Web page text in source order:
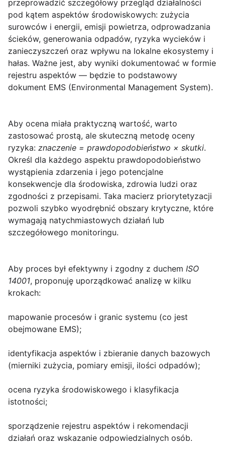
przeprowadzić szczegółowy przegląd działalności
pod kątem aspektów środowiskowych: zużycia
surowców i energii, emisji powietrza, odprowadzania
ścieków, generowania odpadów, ryzyka wycieków i
zanieczyszczeń oraz wpływu na lokalne ekosystemy i
hałas. Ważne jest, aby wyniki dokumentować w formie
rejestru aspektów — będzie to podstawowy
dokument EMS (Environmental Management System).
Aby ocena miała praktyczną wartość, warto
zastosować prostą, ale skuteczną metodę oceny
ryzyka: znaczenie = prawdopodobieństwo × skutki.
Określ dla każdego aspektu prawdopodobieństwo
wystąpienia zdarzenia i jego potencjalne
konsekwencje dla środowiska, zdrowia ludzi oraz
zgodności z przepisami. Taka macierz priorytetyzacji
pozwoli szybko wyodrębnić obszary krytyczne, które
wymagają natychmiastowych działań lub
szczegółowego monitoringu.
Aby proces był efektywny i zgodny z duchem ISO
14001, proponuję uporządkować analizę w kilku
krokach:
mapowanie procesów i granic systemu (co jest
obejmowane EMS);
identyfikacja aspektów i zbieranie danych bazowych
(mierniki zużycia, pomiary emisji, ilości odpadów);
ocena ryzyka środowiskowego i klasyfikacja
istotności;
sporządzenie rejestru aspektów i rekomendacji
działań oraz wskazanie odpowiedzialnych osób.